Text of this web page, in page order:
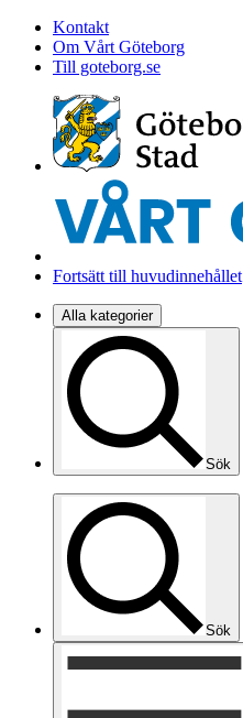
Kontakt
Om Vårt Göteborg
Till goteborg.se
Fortsätt till huvudinnehållet
Alla kategorier
Sök
Sök